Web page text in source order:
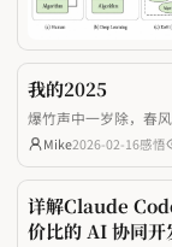
我的2025
爆竹声中一岁除，春风
Mike2026-02-16感悟
详解Claude
价比的 AI 协同开